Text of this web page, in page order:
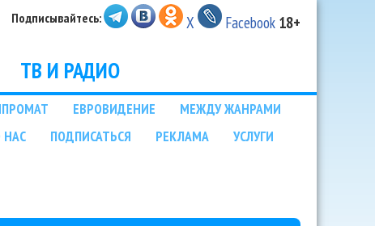
Подписывайтесь: X Facebook 18+
ТВ И РАДИО
ЕВРОВИДЕНИЕ
МЕЖДУ ЖАНРАМИ
НАС ПОДПИСАТЬСЯ РЕКЛАМА
УСЛУГИ